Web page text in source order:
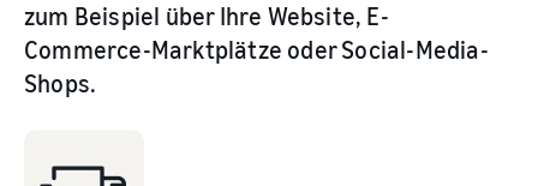
zum Beispiel über Ihre Website, E-
Commerce-Marktplätze oder Social-Media-
Shops.